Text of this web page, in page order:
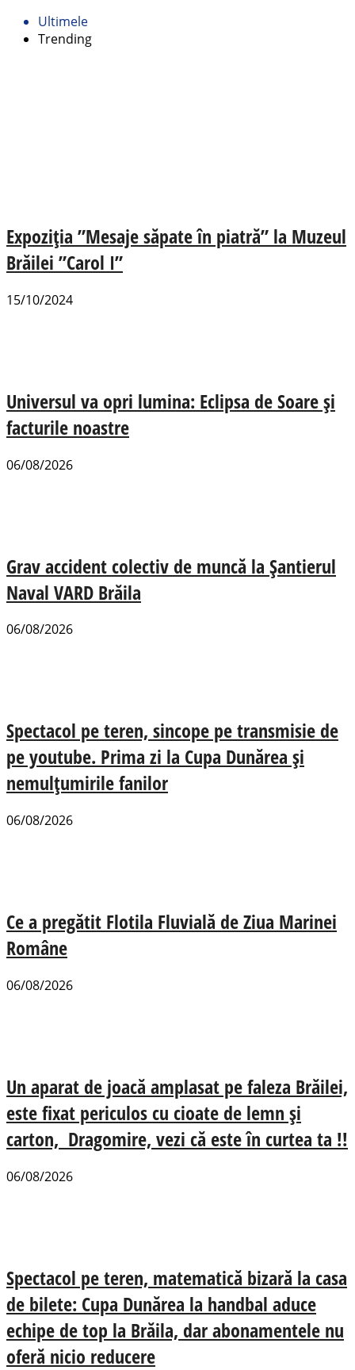
Ultimele
Trending
Expoziția ”Mesaje săpate în piatră” la Muzeul
Brăilei ”Carol I”
15/10/2024
Universul va opri lumina: Eclipsa de Soare și
facturile noastre
06/08/2026
Grav accident colectiv de muncă la Șantierul
Naval VARD Brăila
06/08/2026
Spectacol pe teren, sincope pe transmisie de
pe youtube. Prima zi la Cupa Dunărea și
nemulțumirile fanilor
06/08/2026
Ce a pregătit Flotila Fluvială de Ziua Marinei
Române
06/08/2026
Un aparat de joacă amplasat pe faleza Brăilei,
este fixat periculos cu cioate de lemn și
carton, Dragomire, vezi că este în curtea ta !!
06/08/2026
Spectacol pe teren, matematică bizară la casa
de bilete: Cupa Dunărea la handbal aduce
echipe de top la Brăila, dar abonamentele nu
oferă nicio reducere